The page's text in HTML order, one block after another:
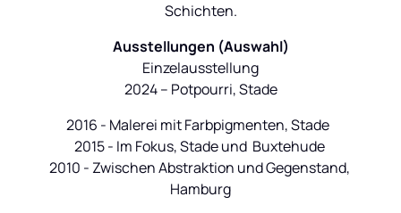
Ausstellungen (Auswahl)
Einzelausstellung
2024 – Potpourri, Stade
2016 - Malerei mit Farbpigmenten, Stade
2015 - Im Fokus, Stade und  Buxtehude
2010 - Zwischen Abstraktion und Gegenstand,
Hamburg